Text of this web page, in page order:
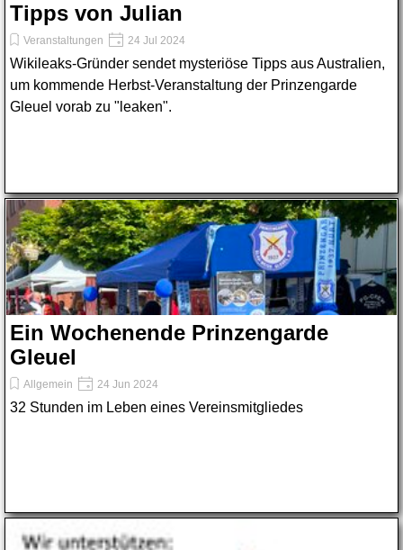
Tipps von Julian
Veranstaltungen 24 Jul 2024
Wikileaks-Gründer sendet mysteriöse Tipps aus Australien,
um kommende Herbst-Veranstaltung der Prinzengarde
Gleuel vorab zu "leaken".
Ein Wochenende Prinzengarde
Gleuel
Allgemein 24 Jun 2024
32 Stunden im Leben eines Vereinsmitgliedes